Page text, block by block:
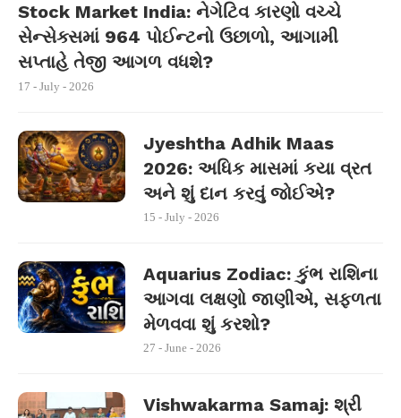
Stock Market India: નેગેટિવ કારણો વચ્ચે
સેન્સેક્સમાં 964 પોઈન્ટનો ઉછાળો, આગામી
સપ્તાહે તેજી આગળ વધશે?
17 - July - 2026
Jyeshtha Adhik Maas
2026: અધિક માસમાં કયા વ્રત
અને શું દાન કરવું જોઈએ?
15 - July - 2026
Aquarius Zodiac: કુંભ રાશિના
આગવા લક્ષણો જાણીએ, સફળતા
મેળવવા શું કરશો?
27 - June - 2026
Vishwakarma Samaj: શ્રી